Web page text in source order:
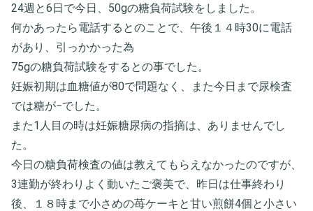
24週と6日で今日、50gの糖負荷試験をしました。
何かあったら電話するとのことで、午後１４時30に電話
があり、引っかかった為
75gの糖負荷試験をするとの事でした。
妊娠初期は血糖値が80で問題なく、また今日まで尿検査
では糖が−でした。
また1人目の時は妊娠糖尿病の指摘は、ありませんでし
た。
今日の糖負荷検査の値は教えてもらえなかったのですが、
3連勤が終わりよく動いたご褒美で、昨日は仕事終わり
後、１８時まで小さめの苺ケーキと甘い煎餅4個と小さい